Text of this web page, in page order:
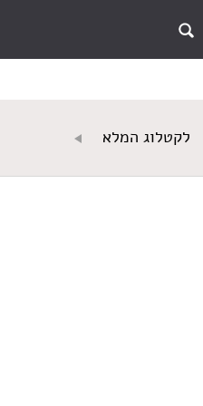
לקטלוג המלא